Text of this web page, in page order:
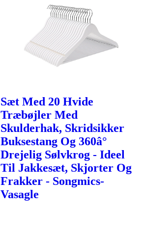
Sæt Med 20 Hvide
Træbøjler Med
Skulderhak, Skridsikker
Buksestang Og 360â°
Drejelig Sølvkrog - Ideel
Til Jakkesæt, Skjorter Og
Frakker - Songmics-
Vasagle